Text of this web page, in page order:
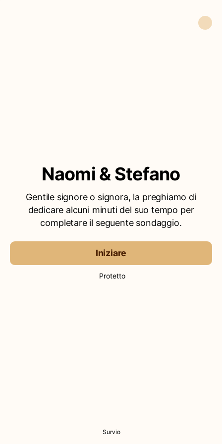
Naomi & Stefano
Gentile signore o signora, la preghiamo di
dedicare alcuni minuti del suo tempo per
completare il seguente sondaggio.
Iniziare
Protetto
Survio